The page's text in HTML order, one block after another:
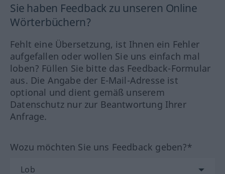
Sie haben Feedback zu unseren Online
Wörterbüchern?
Fehlt eine Übersetzung, ist Ihnen ein Fehler
aufgefallen oder wollen Sie uns einfach mal
loben? Füllen Sie bitte das Feedback-Formular
aus. Die Angabe der E-Mail-Adresse ist
optional und dient gemäß unserem
Datenschutz nur zur Beantwortung Ihrer
Anfrage.
Wozu möchten Sie uns Feedback geben?*